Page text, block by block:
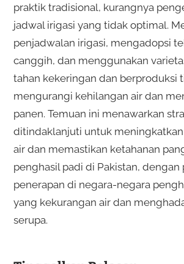
praktik tradisional, kurangnya
jadwal irigasi yang tidak optimal.
penjadwalan irigasi, mengadopsi
canggih, dan menggunakan
tahan kekeringan dan berproduksi
mengurangi kehilangan air dan
panen. Temuan ini menawarkan
ditindaklanjuti untuk
air dan memastikan ketahanan
penghasil padi di Pakistan, dengan
penerapan di negara-negara
yang kekurangan air dan
serupa.